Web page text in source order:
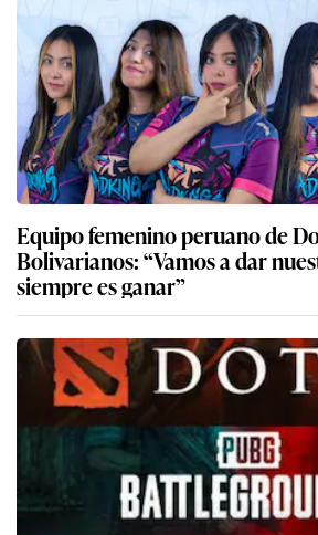
Equipo femenino peruano de
Bolivarianos: “Vamos a dar
siempre es ganar”